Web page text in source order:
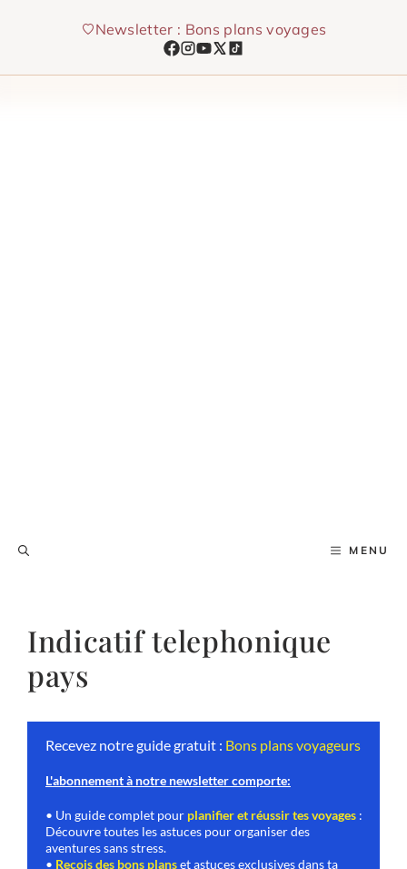
Newsletter : Bons plans voyages
MENU
Indicatif telephonique
pays